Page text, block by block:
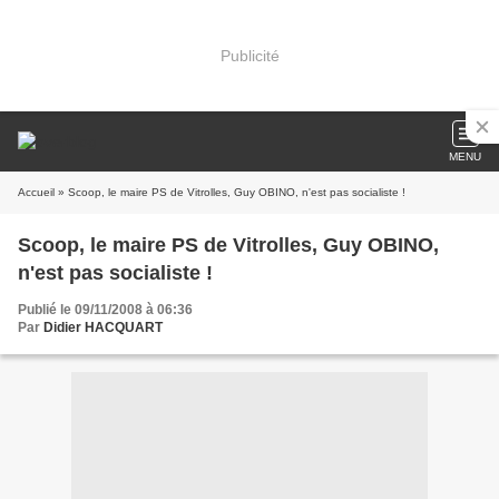
Publicité
MENU
Accueil » Scoop, le maire PS de Vitrolles, Guy OBINO, n'est pas socialiste !
Scoop, le maire PS de Vitrolles, Guy OBINO,
n'est pas socialiste !
Publié le 09/11/2008 à 06:36
Par Didier HACQUART